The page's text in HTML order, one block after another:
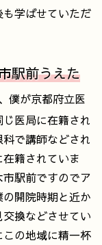
学ばせていただ
駅前うえた
僕が京都府立医
医局に在籍され
で講師などされ
籍されていま
駅前ですのでア
開院時期と近か
換などさせてい
の地域に精一杯